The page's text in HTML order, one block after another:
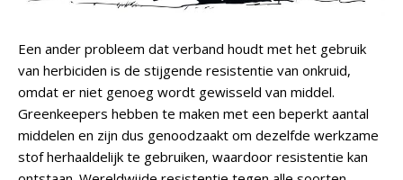
Een ander probleem dat verband houdt met het gebruik
van herbiciden is de stijgende resistentie van onkruid,
omdat er niet genoeg wordt gewisseld van middel.
Greenkeepers hebben te maken met een beperkt aantal
middelen en zijn dus genoodzaakt om dezelfde werkzame
stof herhaaldelijk te gebruiken, waardoor resistentie kan